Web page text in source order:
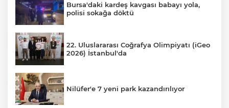
Bursa'daki kardeş kavgası babayı yola,
polisi sokağa döktü
22. Uluslararası Coğrafya Olimpiyatı (iGeo
2026) İstanbul'da
Nilüfer'e 7 yeni park kazandırılıyor